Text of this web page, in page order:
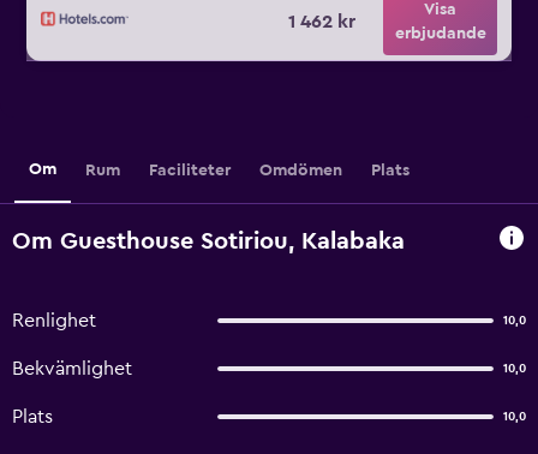
1 462 kr
Visa
erbjudande
Om Rum Faciliteter Omdömen Plats
Om Guesthouse Sotiriou, Kalabaka
Renlighet 10,0
Bekvämlighet 10,0
Plats 10,0